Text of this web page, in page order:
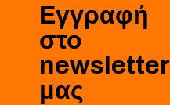
Εγγραφή
στο
newsletter
μας